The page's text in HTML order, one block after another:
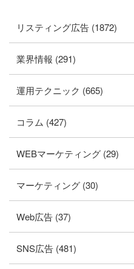
リスティング広告 (1872)
業界情報 (291)
運用テクニック (665)
コラム (427)
WEBマーケティング (29)
マーケティング (30)
Web広告 (37)
SNS広告 (481)